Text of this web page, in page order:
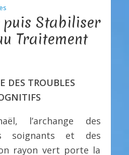
Stabiliser
Traitement
DES TROUBLES
l’archange des
soignants et des
rayon vert porte la